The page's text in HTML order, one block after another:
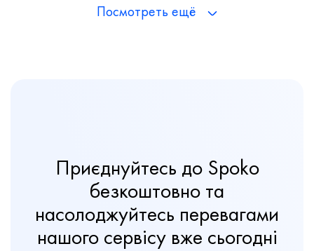
Посмотреть ещё
Приєднуйтесь до Spoko
безкоштовно та
насолоджуйтесь перевагами
нашого сервісу вже сьогодні